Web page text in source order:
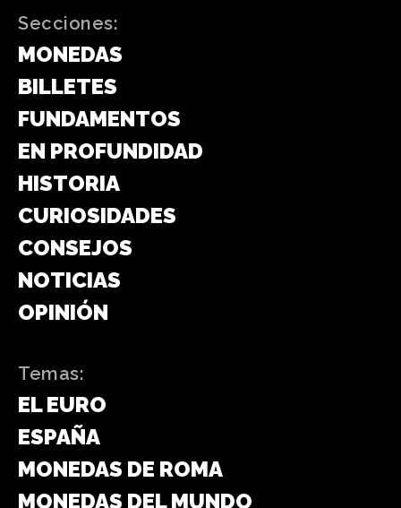
Secciones:
MONEDAS
BILLETES
FUNDAMENTOS
EN PROFUNDIDAD
HISTORIA
CURIOSIDADES
CONSEJOS
NOTICIAS
OPINIÓN
Temas:
EL EURO
ESPAÑA
MONEDAS DE ROMA
MONEDAS DEL MUNDO